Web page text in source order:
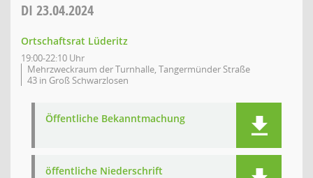
DI 23.04.2024
Ortschaftsrat Lüderitz
19:00-22:10 Uhr
Mehrzweckraum der Turnhalle, Tangermünder Straße
43 in Groß Schwarzlosen
Öffentliche Bekanntmachung
öffentliche Niederschrift